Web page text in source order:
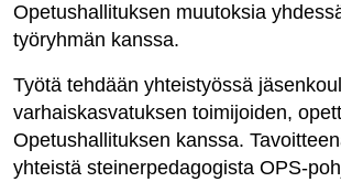
Opetushallituksen muutoksia
työryhmän kanssa.
Työtä tehdään yhteistyössä
varhaiskasvatuksen toimijoiden,
Opetushallituksen kanssa.
yhteistä steinerpedagogista OPS-